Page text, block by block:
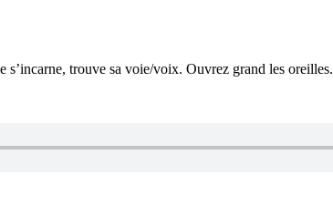
s’incarne, trouve sa voie/voix. Ouvrez grand les oreilles.